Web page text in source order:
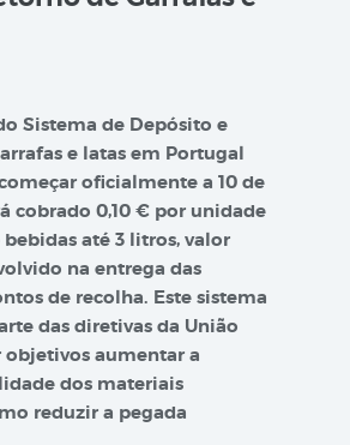
Sistema de Depósito e
e latas em Portugal
oficialmente a 10 de
cobrado 0,10 € por unidade
até 3 litros, valor
na entrega das
de recolha. Este sistema
das diretivas da União
aumentar a
dos materiais
reduzir a pegada